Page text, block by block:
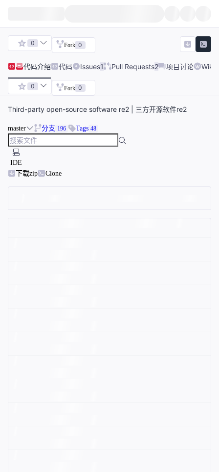
0 Fork 0
代码介绍 代码 Issues1 Pull Requests2 项目讨论 Wiki
0 Fork 0
Third-party open-source software re2 | 三方开源软件re2
master 分支 196 Tags 48
IDE
下载zip
Clone